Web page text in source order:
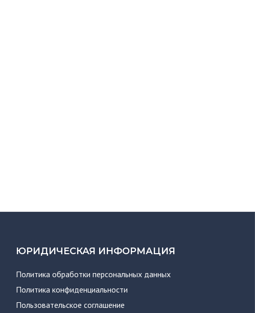
ЮРИДИЧЕСКАЯ ИНФОРМАЦИЯ
Политика обработки персональных данных
Политика конфиденциальности
Пользовательское соглашение